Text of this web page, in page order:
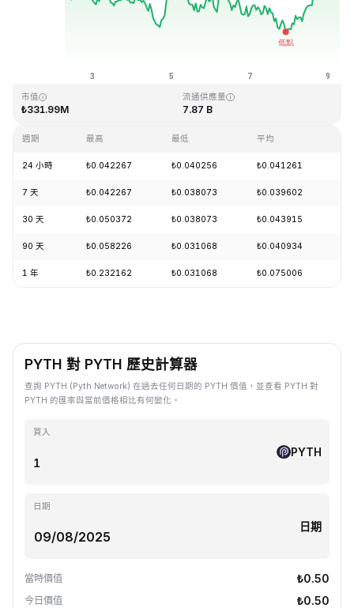
市值
₺331.99M
流通供應量
7.87 B
週期 最高 最低 平均
24 小時 ₺0.042267 ₺0.040256 ₺0.041261
7 天 ₺0.042267 ₺0.038073 ₺0.039602
30 天 ₺0.050372 ₺0.038073 ₺0.043915
90 天 ₺0.058226 ₺0.031068 ₺0.040934
1 年 ₺0.232162 ₺0.031068 ₺0.075006
PYTH 對 PYTH 歷史計算器
查詢 PYTH (Pyth Network) 在過去任何日期的 PYTH 價值，並查看 PYTH 對
PYTH 的匯率與當前價格相比有何變化。
買入
PYTH
日期
日期
當時價值 ₺0.50
今日價值 ₺0.50